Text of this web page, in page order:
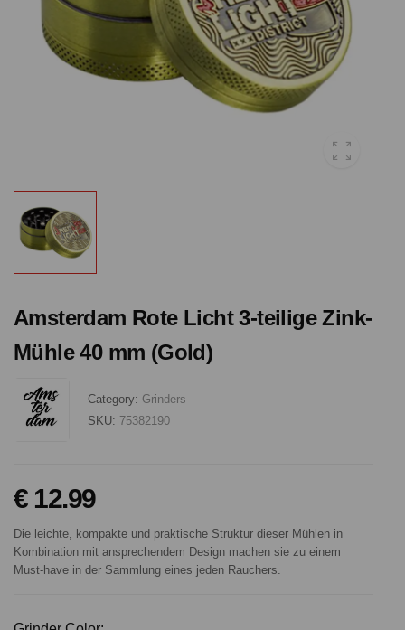
Amsterdam Rote Licht 3-teilige Zink-
Mühle 40 mm (Gold)
Category: Grinders
SKU: 75382190
€ 12.99
Die leichte, kompakte und praktische Struktur dieser Mühlen in
Kombination mit ansprechendem Design machen sie zu einem
Must-have in der Sammlung eines jeden Rauchers.